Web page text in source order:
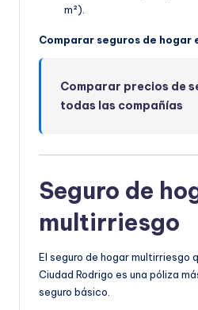
m²).
Comparar seguros de hogar
Comparar precios de
todas las compañías
Seguro de
multirriesgo
El seguro de hogar multirriesgo
Ciudad Rodrigo es una póliza
seguro básico.